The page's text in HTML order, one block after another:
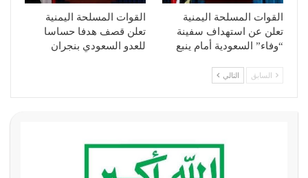
القوات المسلحة اليمنية
تعلن عن استهداف سفينة
“وفاء” السعودية أمام ينبع
القوات المسلحة اليمنية
تعلن قصف هدفا حساسا
للعدو السعودي بنجران
السابق التالي